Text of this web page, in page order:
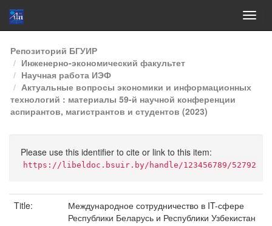
Skip
navigation
Репозиторий БГУИР
Инженерно-экономический факультет
Научная работа ИЭФ
Актуальные вопросы экономики и информационных
технологий : материалы 59-й научной конференции
аспирантов, магистрантов и студентов (2023)
Please use this identifier to cite or link to this item:
https://libeldoc.bsuir.by/handle/123456789/52792
Title:
Международное сотрудничество в IT-сфере
Республики Беларусь и Республики Узбекистан